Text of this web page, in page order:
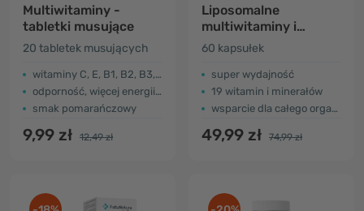
Multiwitaminy -
tabletki musujące
20 tabletek musujących
witaminy C, E, B1, B2, B3, B5, B6 i B12
odporność, więcej energii…
smak pomarańczowy
9,99 zł 12,49 zł
Liposomalne
multiwitaminy i
minerały
60 kapsułek
super wydajność
19 witamin i minerałów
wsparcie dla całego organizmu
49,99 zł 74,99 zł